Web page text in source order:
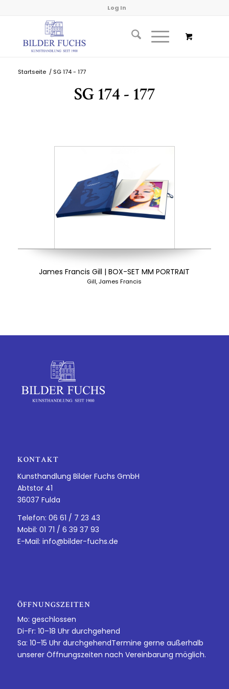
Log In
Startseite / SG 174 - 177
SG 174 - 177
James Francis Gill | BOX-SET MM PORTRAIT
Gill, James Francis
KONTAKT
Kunsthandlung Bilder Fuchs GmbH
Abtstor 41
36037 Fulda
Telefon: 06 61 / 7 23 43
Mobil: 01 71 / 6 39 37 93
E-Mail: info@bilder-fuchs.de
ÖFFNUNGSZEITEN
Mo: geschlossen
Di-Fr: 10–18 Uhr durchgehend
Sa: 10–15 Uhr durchgehendTermine gerne außerhalb
unserer Öffnungszeiten nach Vereinbarung möglich.